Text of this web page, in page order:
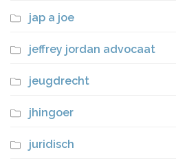
jap a joe
jeffrey jordan advocaat
jeugdrecht
jhingoer
juridisch